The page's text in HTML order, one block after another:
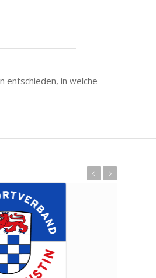
entschieden, in welche